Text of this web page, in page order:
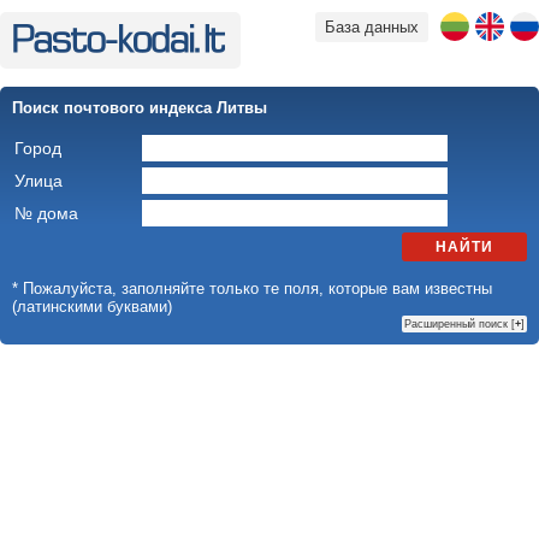
База данных
Поиск почтового индекса Литвы
Город
Улица
№ дома
НАЙТИ
* Пожалуйста, заполняйте только те поля, которые вам известны
(латинскими буквами)
Расширенный поиск [+]